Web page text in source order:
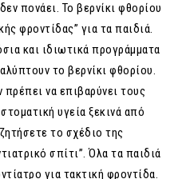
πονάει. Το βερνίκι φθορίου
φροντίδας” για τα παιδιά.
και ιδιωτικά προγράμματα
το βερνίκι φθορίου.
να επιβαρύνει τους
υγεία ξεκινά από
το σχέδιο της
σπίτι”. Όλα τα παιδιά
για τακτική φροντίδα.